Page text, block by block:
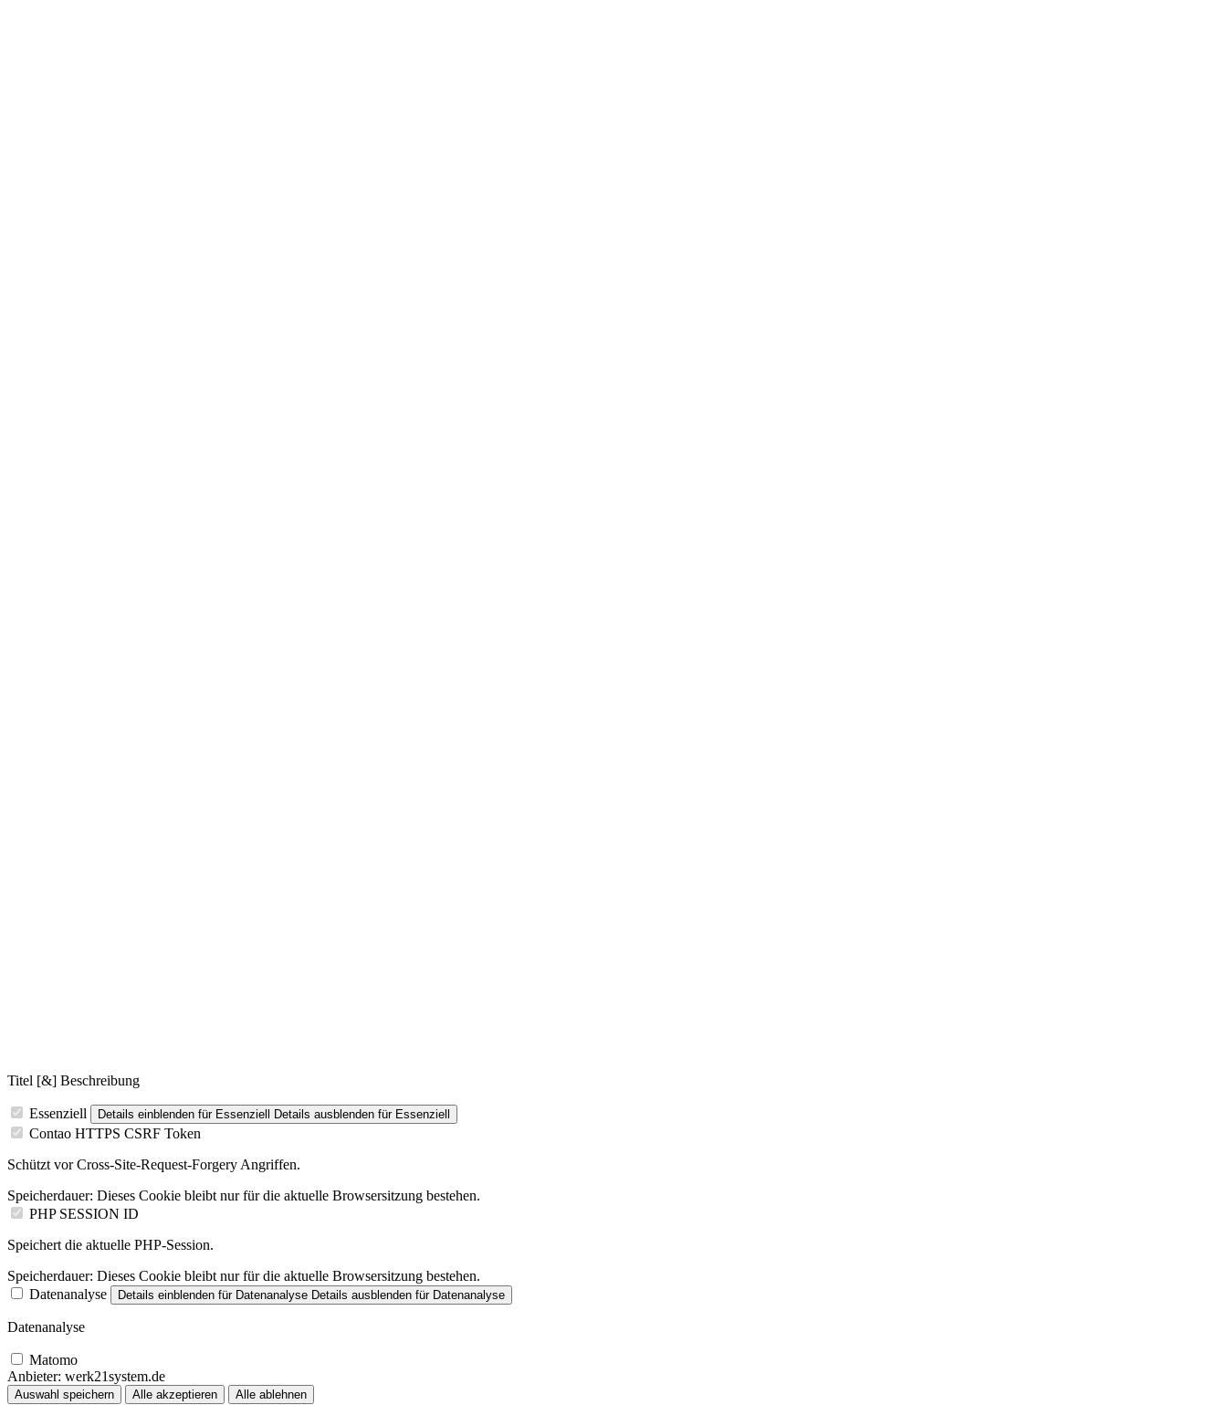
Titel [&] Beschreibung
Essenziell Details einblenden für Essenziell Details ausblenden für Essenziell
Contao HTTPS CSRF Token
Schützt vor Cross-Site-Request-Forgery Angriffen.
Speicherdauer: Dieses Cookie bleibt nur für die aktuelle Browsersitzung bestehen.
PHP SESSION ID
Speichert die aktuelle PHP-Session.
Speicherdauer: Dieses Cookie bleibt nur für die aktuelle Browsersitzung bestehen.
Datenanalyse
Details einblenden für Datenanalyse Details ausblenden für Datenanalyse
Datenanalyse
Matomo
Anbieter: werk21system.de
Auswahl speichern Alle akzeptieren Alle ablehnen